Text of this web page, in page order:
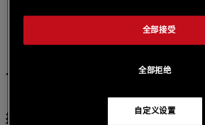
操作系统
全部拒绝
全部接受
自定义设置